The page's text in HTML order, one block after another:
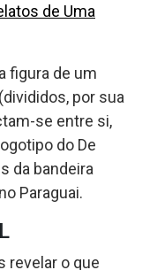
de Uma
figura de um
por sua
se entre si,
do De
da bandeira
Paraguai.
revelar o que